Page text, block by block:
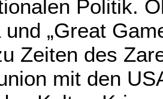
Politik.
und „Great
Zeiten des
mit den